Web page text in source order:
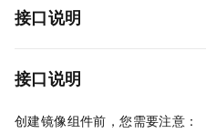
接口说明
接口说明
创建镜像组件前，您需要注意：